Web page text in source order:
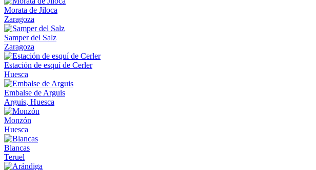
Morata de Jiloca
Zaragoza
Samper del Salz
Zaragoza
Estación de esquí de Cerler
Huesca
Embalse de Arguis
Arguis, Huesca
Monzón
Huesca
Blancas
Teruel